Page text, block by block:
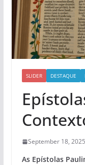
SLIDER DESTAQUE
September 18, 2025
As Epístolas